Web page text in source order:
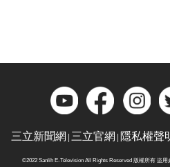
三立新聞網 三立官網 隱私權聲
©2022 Sanlih E-Television All Rights Reserved 版權所有 盜